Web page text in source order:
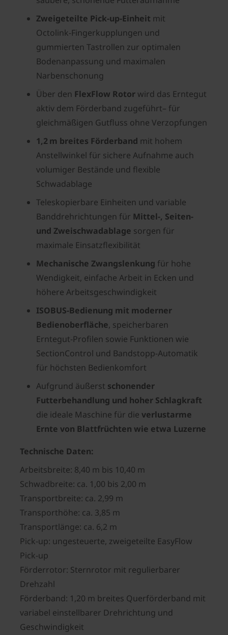
Zweigeteilte Pick‑up‑Einheit mit
Octolink‑Fingerkupplungen und
gummierten Tastrollen zur optimalen
Bodenanpassung und maximalen
Narbenschonung
Über den FlexFlow Rotor wird das Erntegut
aktiv dem Förderband zugeführt– für
gleichmäßigen Gutfluss ohne Verzopfungen
1,2 m breites Förderband mit hohem
Anstellwinkel für sichere Aufnahme auch
volumiger Bestände und flexible
Schwadablage
Teleskopierbare Einheiten und variable
Banddrehrichtungen für Mittel‑, Seiten-
und Zweischwadablage sorgen für
maximale Einsatzflexibilität
Mechanische Zwangslenkung für hohe
Wendigkeit, einfache Arbeit in Ecken und
höhere Arbeitsgeschwindigkeit
ISOBUS‑Bedienung mit moderner
Bedienoberfläche, speicherbaren
Erntegut‑Profilen sowie Funktionen wie
SectionControl und Bandstopp‑Automatik
für höchsten Bedienkomfort
Aufgrund äußerst schonender
Futterbehandlung und hoher Schlagkraft
die ideale Maschine für die verlustarme
Ernte von Blattfrüchten wie etwa Luzerne
Technische Daten:
Arbeitsbreite: 8,40 m bis 10,40 m
Schwadbreite: ca. 1,00 bis 2,00 m
Transportbreite: ca. 2,99 m
Transporthöhe: ca. 3,85 m
Transportlänge: ca. 6,2 m
Pick-up: ungesteuerte, zweigeteilte EasyFlow
Pick-up
Förderrotor: Sternrotor mit regulierbarer
Drehzahl
Förderband: 1,20 m breites Querförderband mit
variabel einstellbarer Drehrichtung und
Geschwindigkeit